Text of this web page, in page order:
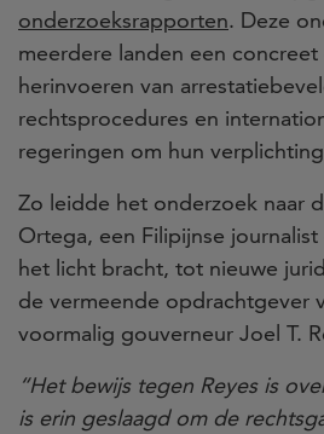
onderzoeksrapporten. Deze
meerdere landen een
herinvoeren van
rechtsprocedures en
regeringen om hun
Zo leidde het onderzoek naar
Ortega, een Filipijnse
het licht bracht, tot nieuwe
de vermeende opdrachtgever
voormalig gouverneur Joel T.
“Het bewijs tegen Reyes is
is erin geslaagd om de